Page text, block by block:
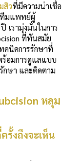
สิวที่มีความน่าเชื่อ
ทีมแพทย์ผู้
เรามุ่งมั่นในการ
ที่ทันสมัย
คนิคการรักษาที่
อมการดูแลแบบ
กษา และติดตาม
หลุม
รั้งถึงจะเห็น